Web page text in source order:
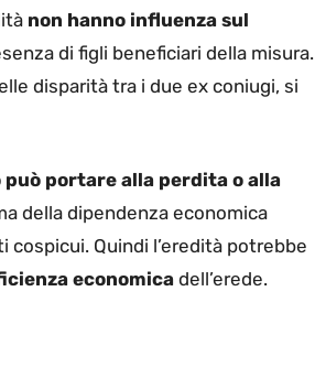
non hanno influenza sul
di figli beneficiari della misura.
disparità tra i due ex coniugi, si
può portare alla perdita o alla
della dipendenza economica
Quindi l’eredità potrebbe
economicadell’erede.